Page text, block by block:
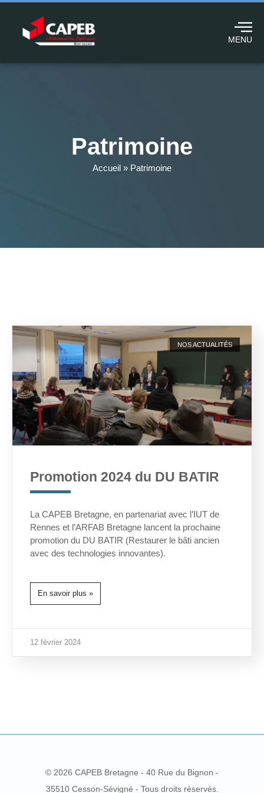
MENU
Patrimoine
Accueil » Patrimoine
NOS ACTUALITÉS
Promotion 2024 du DU BATIR
La CAPEB Bretagne, en partenariat avec l’IUT de
Rennes et l’ARFAB Bretagne lancent la prochaine
promotion du DU BATIR (Restaurer le bâti ancien
avec des technologies innovantes).
En savoir plus »
12 février 2024
© 2026 CAPEB Bretagne - 40 Rue du Bignon -
35510 Cesson-Sévigné - Tous droits réservés.